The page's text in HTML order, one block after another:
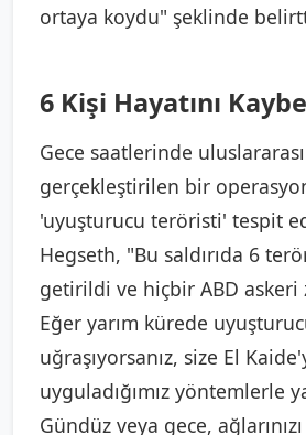
ortaya koydu" şeklinde
6 Kişi Hayatını
Gece saatlerinde
gerçekleştirilen bir
'uyuşturucu teröristi' tespit
Hegseth, "Bu saldırıda 6
getirildi ve hiçbir ABD
Eğer yarım kürede
uğraşıyorsanız, size El
uyguladığımız yöntemlerle
Gündüz veya gece, ağlarınızı